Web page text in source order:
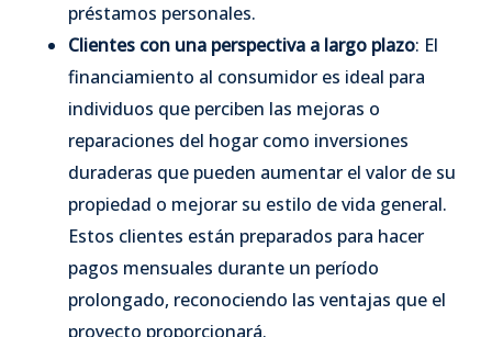
préstamos personales.
Clientes con una perspectiva a largo plazo: El
financiamiento al consumidor es ideal para
individuos que perciben las mejoras o
reparaciones del hogar como inversiones
duraderas que pueden aumentar el valor de su
propiedad o mejorar su estilo de vida general.
Estos clientes están preparados para hacer
pagos mensuales durante un período
prolongado, reconociendo las ventajas que el
proyecto proporcionará.